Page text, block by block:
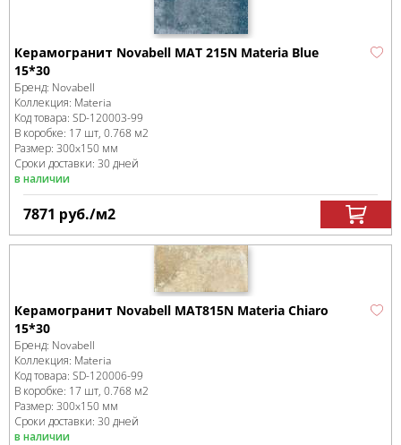
Керамогранит Novabell MAT 215N Materia Blue
15*30
Бренд: Novabell
Коллекция: Materia
Код товара: SD-120003-99
В коробке: 17 шт, 0.768 м2
Размер: 300x150 мм
Сроки доставки: 30 дней
в наличии
7871 руб./м2
Керамогранит Novabell MAT815N Materia Chiaro
15*30
Бренд: Novabell
Коллекция: Materia
Код товара: SD-120006-99
В коробке: 17 шт, 0.768 м2
Размер: 300x150 мм
Сроки доставки: 30 дней
в наличии